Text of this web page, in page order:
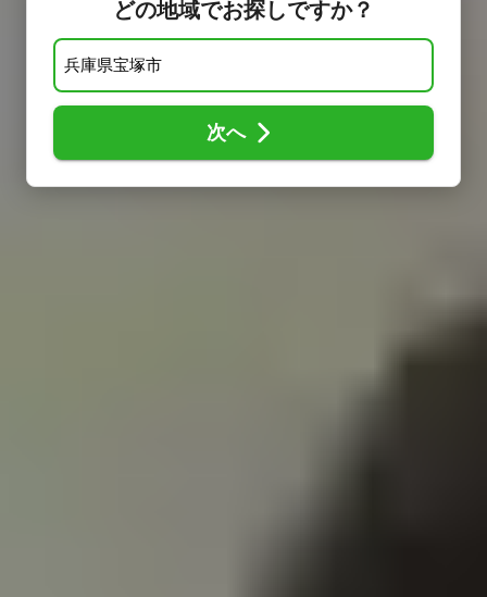
どの地域でお探しですか？
次へ